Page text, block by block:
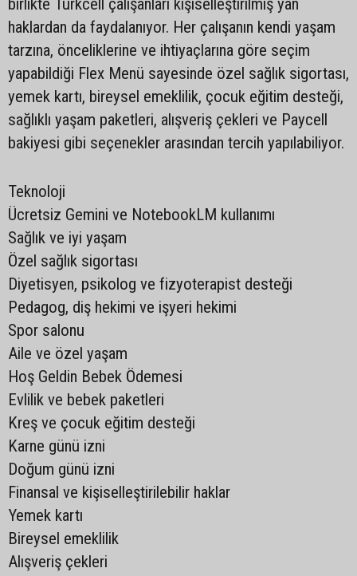
birlikte Turkcell çalışanları kişiselleştirilmiş yan
haklardan da faydalanıyor. Her çalışanın kendi yaşam
tarzına, önceliklerine ve ihtiyaçlarına göre seçim
yapabildiği Flex Menü sayesinde özel sağlık sigortası,
yemek kartı, bireysel emeklilik, çocuk eğitim desteği,
sağlıklı yaşam paketleri, alışveriş çekleri ve Paycell
bakiyesi gibi seçenekler arasından tercih yapılabiliyor.
Teknoloji
Ücretsiz Gemini ve NotebookLM kullanımı
Sağlık ve iyi yaşam
Özel sağlık sigortası
Diyetisyen, psikolog ve fizyoterapist desteği
Pedagog, diş hekimi ve işyeri hekimi
Spor salonu
Aile ve özel yaşam
Hoş Geldin Bebek Ödemesi
Evlilik ve bebek paketleri
Kreş ve çocuk eğitim desteği
Karne günü izni
Doğum günü izni
Finansal ve kişiselleştirilebilir haklar
Yemek kartı
Bireysel emeklilik
Alışveriş çekleri